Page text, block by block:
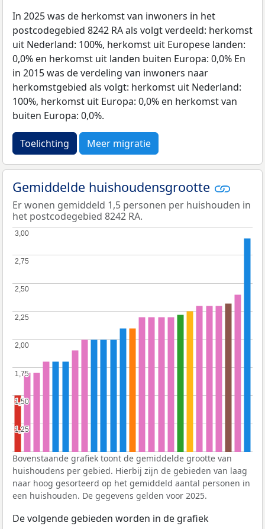
In 2025 was de herkomst van inwoners in het
postcodegebied 8242 RA als volgt verdeeld: herkomst
uit Nederland: 100%, herkomst uit Europese landen:
0,0% en herkomst uit landen buiten Europa: 0,0% En
in 2015 was de verdeling van inwoners naar
herkomstgebied als volgt: herkomst uit Nederland:
100%, herkomst uit Europa: 0,0% en herkomst van
buiten Europa: 0,0%.
Toelichting Meer migratie
Gemiddelde huishoudensgrootte
Er wonen gemiddeld 1,5 personen per huishouden in
het postcodegebied 8242 RA.
1,25
1,25
1,50
1,50
1,75
1,75
2,00
2,00
2,25
2,25
2,50
2,50
2,75
2,75
3,00
3,00
Bovenstaande grafiek toont de gemiddelde grootte van
huishoudens per gebied. Hierbij zijn de gebieden van laag
naar hoog gesorteerd op het gemiddeld aantal personen in
een huishouden. De gegevens gelden voor 2025.
De volgende gebieden worden in de grafiek